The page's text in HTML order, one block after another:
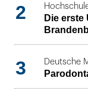
2
Die
3 Deutsche